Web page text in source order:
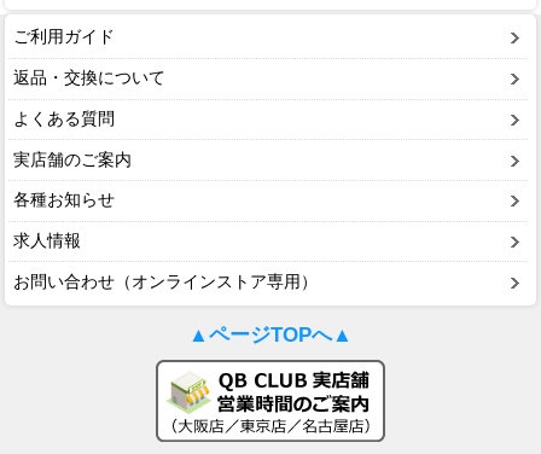
ご利用ガイド
返品・交換について
よくある質問
実店舗のご案内
各種お知らせ
求人情報
お問い合わせ（オンラインストア専用）
▲ページTOPへ▲